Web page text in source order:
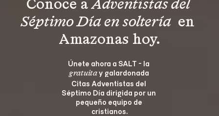
Conoce a Adventistas del
Séptimo Día en soltería en
Amazonas hoy.
Únete ahora a SALT - la
gratuita y galardonada
Citas Adventistas del
Séptimo Día dirigida por un
pequeño equipo de
cristianos.